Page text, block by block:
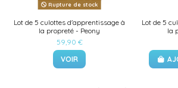
Rupture de stock
Lot de 5 culottes d'apprentissage à
la propreté - Peony
59,90 €
VOIR
Lot de 5
la